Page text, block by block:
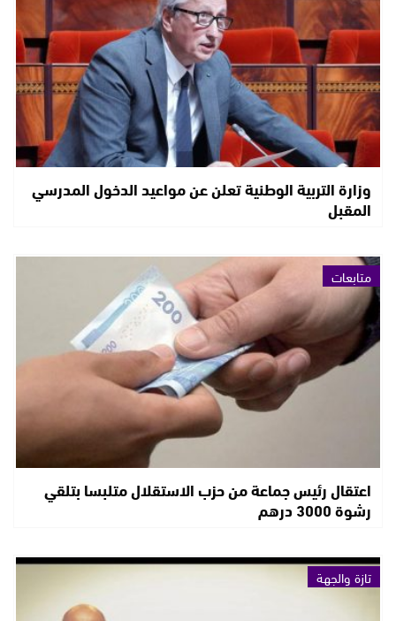
وزارة التربية الوطنية تعلن عن مواعيد الدخول المدرسي
المقبل
متابعات
اعتقال رئيس جماعة من حزب الاستقلال متلبسا بتلقي
رشوة 3000 درهم
تازة والجهة